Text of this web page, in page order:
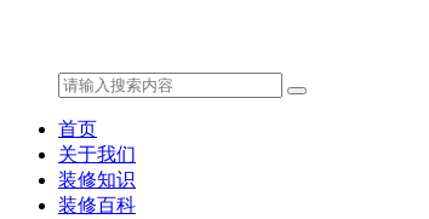
首页
关于我们
装修知识
装修百科